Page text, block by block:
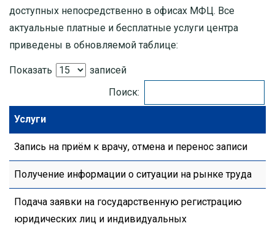
доступных непосредственно в офисах МФЦ. Все
актуальные платные и бесплатные услуги центра
приведены в обновляемой таблице:
Показать
записей
Поиск:
Услуги
Запись на приём к врачу, отмена и перенос записи
Получение информации о ситуации на рынке труда
Подача заявки на государственную регистрацию
юридических лиц и индивидуальных